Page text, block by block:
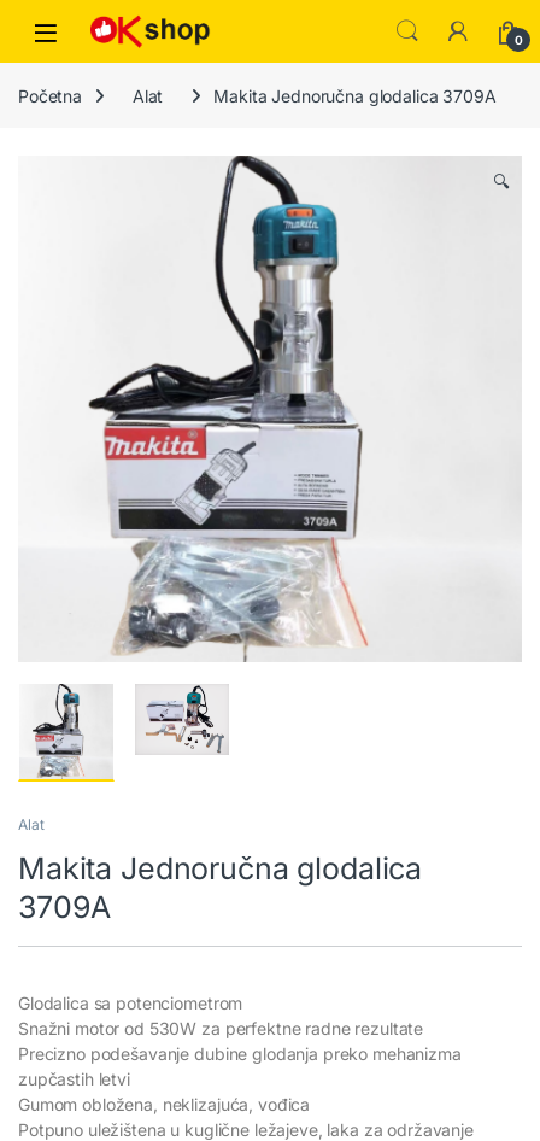
0
Početna Alat Makita Jednoručna glodalica 3709A
🔍
Alat
Makita Jednoručna glodalica
3709A
Glodalica sa potenciometrom
Snažni motor od 530W za perfektne radne rezultate
Precizno podešavanje dubine glodanja preko mehanizma
zupčastih letvi
Gumom obložena, neklizajuća, vođica
Potpuno uležištena u kuglične ležajeve, laka za održavanje